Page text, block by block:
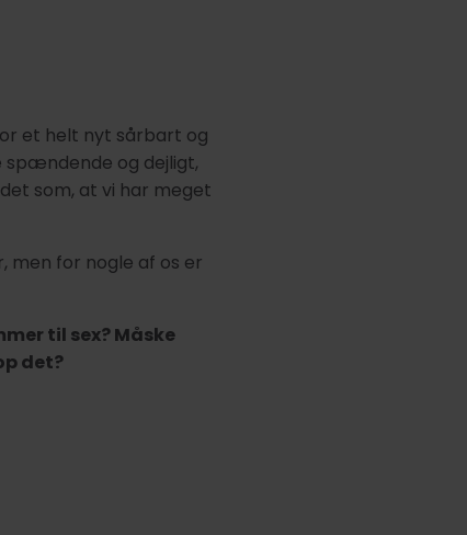
et helt nyt sårbart og
og dejligt,
som, at vi har meget
men for nogle af os er
til sex? Måske
det?